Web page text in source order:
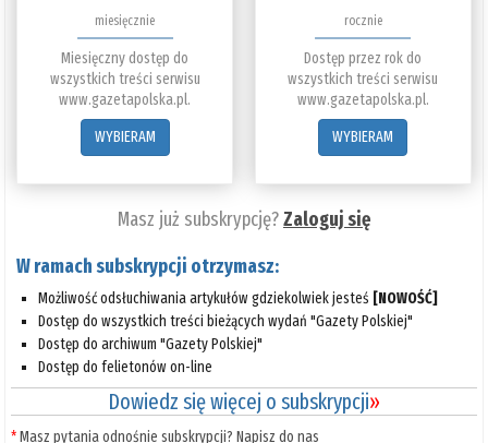
miesięcznie
Miesięczny dostęp do
wszystkich treści serwisu
www.gazetapolska.pl.
WYBIERAM
rocznie
Dostęp przez rok do
wszystkich treści serwisu
www.gazetapolska.pl.
WYBIERAM
Masz już subskrypcję?Zaloguj się
W ramach subskrypcji otrzymasz:
Możliwość odsłuchiwania artykułów gdziekolwiek jesteś [NOWOŚĆ]
Dostęp do wszystkich treści bieżących wydań "Gazety Polskiej"
Dostęp do archiwum "Gazety Polskiej"
Dostęp do felietonów on-line
Dowiedz się więcej o subskrypcji»
*Masz pytania odnośnie subskrypcji? Napisz do nas